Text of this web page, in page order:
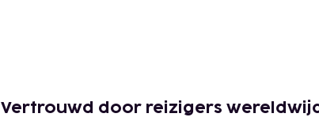
Vertrouwd door reizigers